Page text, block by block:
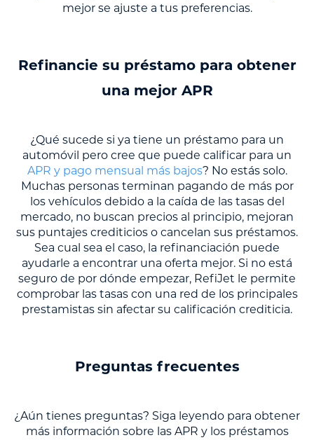
mejor se ajuste a tus preferencias.
Refinancie su préstamo para obtener
una mejor APR
¿Qué sucede si ya tiene un préstamo para un
automóvil pero cree que puede calificar para un
APR y pago mensual más bajos? No estás solo.
Muchas personas terminan pagando de más por
los vehículos debido a la caída de las tasas del
mercado, no buscan precios al principio, mejoran
sus puntajes crediticios o cancelan sus préstamos.
Sea cual sea el caso, la refinanciación puede
ayudarle a encontrar una oferta mejor. Si no está
seguro de por dónde empezar, RefiJet le permite
comprobar las tasas con una red de los principales
prestamistas sin afectar su calificación crediticia.
Preguntas frecuentes
¿Aún tienes preguntas? Siga leyendo para obtener
más información sobre las APR y los préstamos